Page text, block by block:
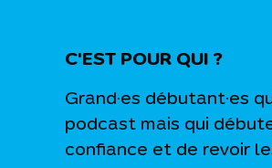
C'EST POUR QUI ?
Grand·es débutant·es
podcast mais qui
confiance et de revoir